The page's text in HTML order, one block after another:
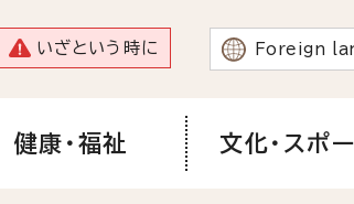
いざという時に Foreign
健康・福祉 文化・スポ